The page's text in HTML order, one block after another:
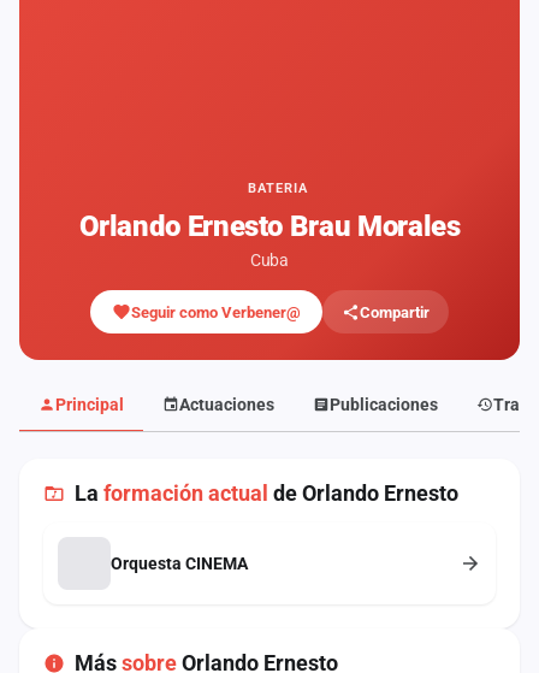
BATERIA
Orlando Ernesto Brau Morales
Cuba
Seguir como Verbener@ Compartir
Principal Actuaciones Publicaciones
La formación actual de Orlando Ernesto
Orquesta CINEMA
MássobreOrlando Ernesto
Agencias
Rankings
Anuncios
sesión
Crear
Contacto